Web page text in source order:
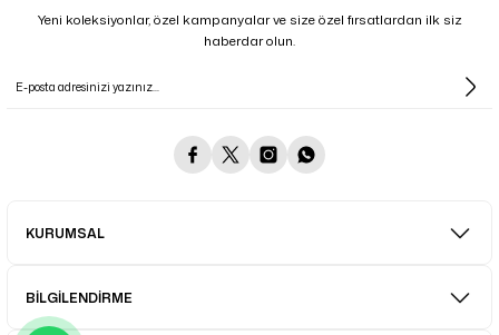
Yeni koleksiyonlar, özel kampanyalar ve size özel fırsatlardan ilk siz
haberdar olun.
KURUMSAL
BİLGİLENDİRME